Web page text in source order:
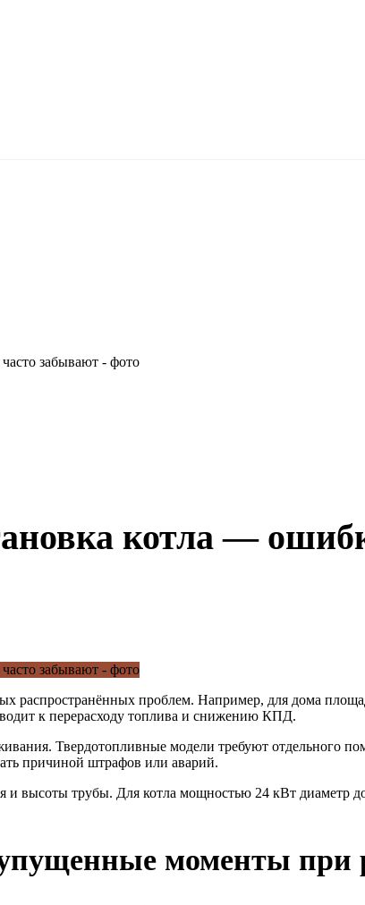
котла —
проблем. Например, для дома
к перерасходу топлива и снижению КПД.
Твердотопливные модели требуют отдельного
причиной штрафов или аварий.
и высоты трубы. Для котла мощностью 24 кВт диаметр
моменты при